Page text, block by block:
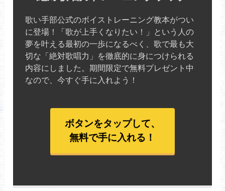
歌い手部公式のボイストレーニング教本がつい
に登場！「歌が上手くなりたい！」という人の
夢を叶える最初の一歩になるべく、歌で最も大
切な「絶対歌唱力」を徹底的に身につけられる
内容にしました。期間限定で無料プレゼント中
なので、今すぐ手に入れよう！
ボタンをタップして、
無料で手に入れる！